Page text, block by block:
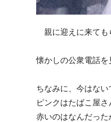
親に迎えに来ても
懐かしの公衆電話を
ちなみに、今はない
ピンクはたばこ屋
赤いのはなんだった